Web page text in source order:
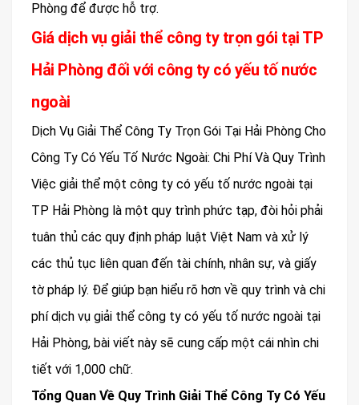
Phòng để được hỗ trợ.
Giá dịch vụ giải thể công ty trọn gói tại TP
Hải Phòng đối với công ty có yếu tố nước
ngoài
Dịch Vụ Giải Thể Công Ty Trọn Gói Tại Hải Phòng Cho
Công Ty Có Yếu Tố Nước Ngoài: Chi Phí Và Quy Trình
Việc giải thể một công ty có yếu tố nước ngoài tại
TP Hải Phòng là một quy trình phức tạp, đòi hỏi phải
tuân thủ các quy định pháp luật Việt Nam và xử lý
các thủ tục liên quan đến tài chính, nhân sự, và giấy
tờ pháp lý. Để giúp bạn hiểu rõ hơn về quy trình và chi
phí dịch vụ giải thể công ty có yếu tố nước ngoài tại
Hải Phòng, bài viết này sẽ cung cấp một cái nhìn chi
tiết với 1,000 chữ.
Tổng Quan Về Quy Trình Giải Thể Công Ty Có Yếu